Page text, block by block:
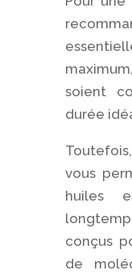
soient
durée
vous
huiles
conçus
de